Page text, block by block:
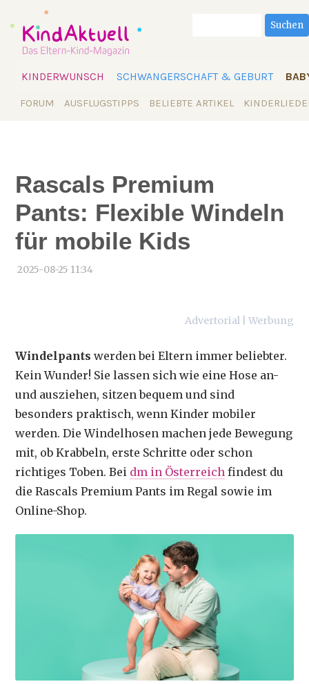
überspringen
KINDERWUNSCH SCHWANGERSCHAFT & GEBURT
Navigation
FORUM AUSFLUGSTIPPS BELIEBTE ARTIKEL
Suchen
Rascals Premium
Pants: Flexible Windeln
für mobile Kids
2025-08-25 11:34
Advertorial | Werbung
Windelpants werden bei Eltern immer beliebter.
Kein Wunder! Sie lassen sich wie eine Hose an-
und ausziehen, sitzen bequem und sind
besonders praktisch, wenn Kinder mobiler
werden. Die Windelhosen machen jede Bewegung
mit, ob Krabbeln, erste Schritte oder schon
richtiges Toben. Bei dm in Österreich findest du
die Rascals Premium Pants im Regal sowie im
Online-Shop.